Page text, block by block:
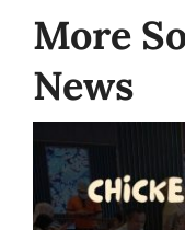
More
News